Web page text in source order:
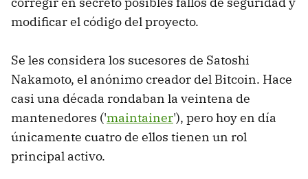
modificar el código del proyecto.
Se les considera los sucesores de Satoshi
Nakamoto, el anónimo creador del Bitcoin. Hace
casi una década rondaban la veintena de
mantenedores ('maintainer'), pero hoy en día
únicamente cuatro de ellos tienen un rol
principal activo.